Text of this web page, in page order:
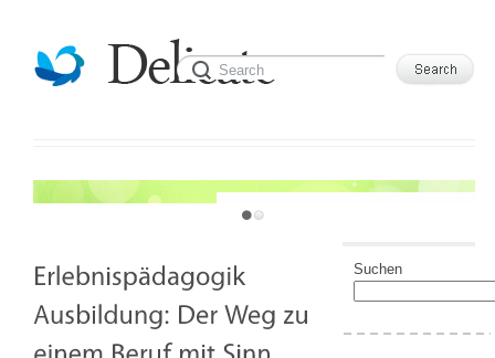
JUST ANOTHER WORDPRESS SITE
Suchen